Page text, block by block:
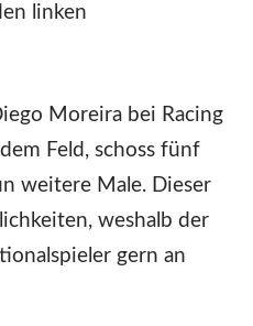
linken
Moreira bei Racing
Feld, schoss fünf
weitere Male. Dieser
weshalb der
gern an